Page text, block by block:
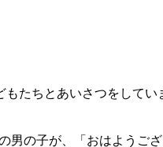
たちとあいさつをして
の子が、「おはようご